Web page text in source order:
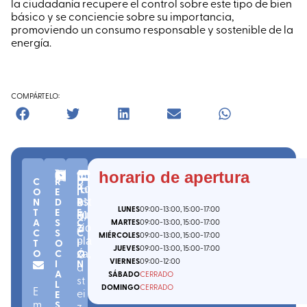
básico y se conciencie sobre su importancia,
promoviendo un consumo responsable y sostenible de la
energía.
COMPÁRTELO:
C
O
N
T
A
C
T
O
E
m
R
E
D
E
S
S
O
C
I
A
L
E
horario de apertura
LUNES09:00-13:00 , 15:00-17:00
MARTES09:00-13:00 , 15:00-17:00
MIÉRCOLES09:00-13:00 , 15:00-17:00
JUEVES09:00-13:00 , 15:00-17:00
VIERNES09:00-12:00
SÁBADOCERRADO
DOMINGOCERRADO
D
I
R
E
C
C
I
Ó
N
Ko
nst
itu
zio
pla
za
n
º
1
-
C.
P.
01
01
2
V
it
o
ri
a
-
G
a
st
ei
(A
ra
b
a)